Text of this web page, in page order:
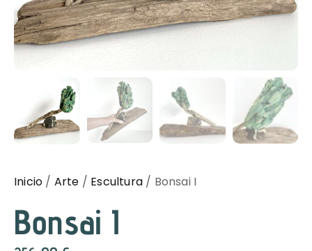
Inicio / Arte / Escultura / Bonsai I
Bonsai I